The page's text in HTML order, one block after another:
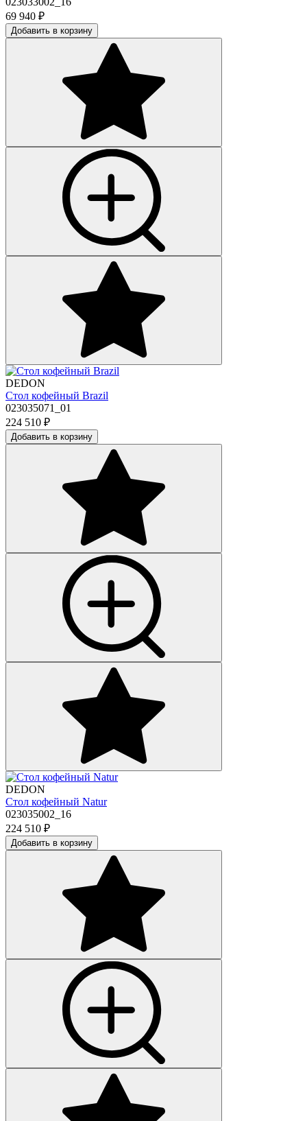
69 940 ₽
Добавить в корзину
DEDON
Стол кофейный Brazil
023035071_01
224 510 ₽
Добавить в корзину
DEDON
Стол кофейный Natur
023035002_16
224 510 ₽
Добавить в корзину